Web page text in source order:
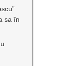
sa în